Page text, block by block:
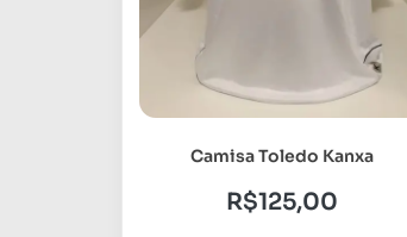
Camisa Toledo Kanxa
R$125,00